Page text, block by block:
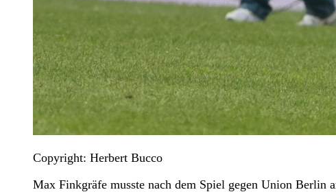
Copyright: Herbert Bucco
Max Finkgräfe musste nach dem Spiel gegen Union Berlin